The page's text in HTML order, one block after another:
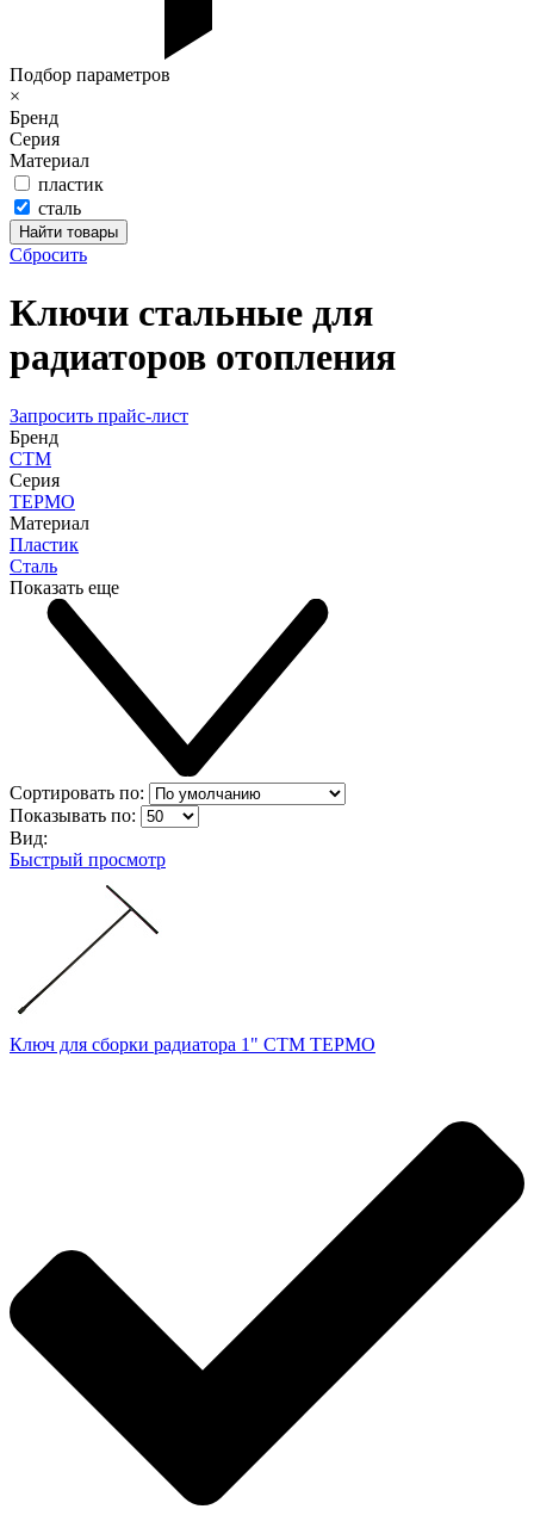
Ключи стальные для
радиаторов отопления
Запросить прайс-лист
Бренд
СТМ
Серия
ТЕРМО
Материал
Пластик
Сталь
Показать еще
Сортировать по:
Показывать по:
Вид:
Быстрый просмотр
Ключ для сборки радиатора 1" СТМ ТЕРМО
Подбор параметров
×
Бренд
Серия
Материал
пластик
сталь
Сбросить